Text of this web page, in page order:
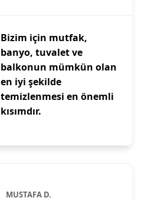
Bizim için mutfak,
banyo, tuvalet ve
balkonun mümkün olan
en iyi şekilde
temizlenmesi en önemli
kısımdır.
MUSTAFA D.